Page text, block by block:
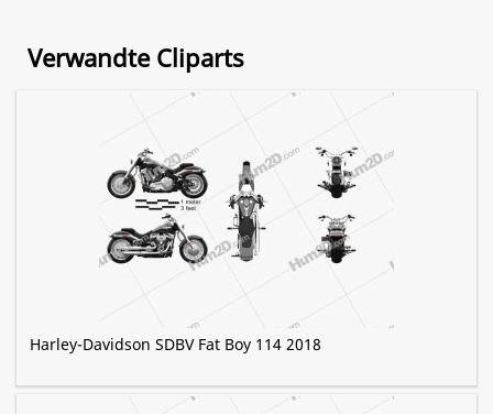
Verwandte Cliparts
Harley-Davidson SDBV Fat Boy 114 2018